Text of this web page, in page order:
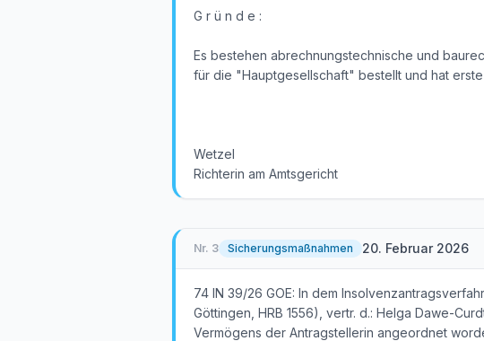
G r ü n d e :
Es bestehen abrechnungstechnische und
für die "Hauptgesellschaft" bestellt und hat
Wetzel
Richterin am Amtsgericht
Nr. 3 Sicherungsmaßnahmen 20. Februar 2026
74 IN 39/26 GOE: In dem
Göttingen, HRB 1556), vertr. d.: Helga Dawe-
Vermögens der Antragstellerin angeordnet